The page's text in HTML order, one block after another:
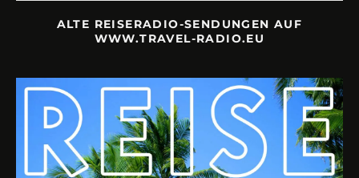
ALTE REISERADIO-SENDUNGEN AUF
WWW.TRAVEL-RADIO.EU